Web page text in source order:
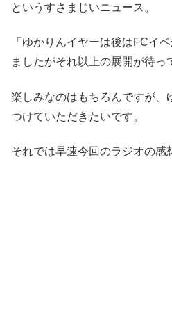
というすさまじいニュース。
「ゆかりんイヤーは後はFCイ
ましたがそれ以上の展開が待っ
楽しみなのはもちろんですが、
つけていただきたいです。
それでは早速今回のラジオの感